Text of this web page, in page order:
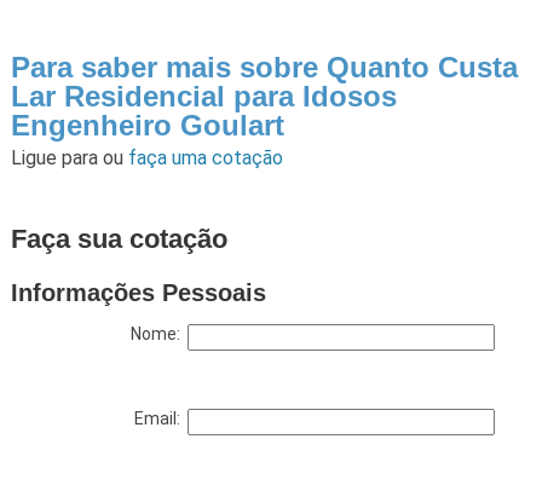
Para saber mais sobre Quanto Custa
Lar Residencial para Idosos
Engenheiro Goulart
Ligue para ou faça uma cotação
Faça sua cotação
Informações Pessoais
Nome:
Email: